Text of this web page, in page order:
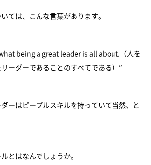
ては、こんな言葉があります。
being a great leader is all about.（人を
ーダーであることのすべてである）”
ーはピープルスキルを持っていて当然、と
とはなんでしょうか。